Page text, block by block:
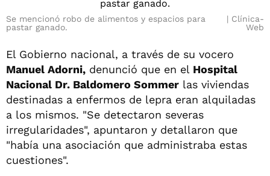
Se mencionó robo de alimentos y espacios para
pastar ganado.
Clínica-
Web
El Gobierno nacional, a través de su vocero
Manuel Adorni, denunció que en el Hospital
Nacional Dr. Baldomero Sommer las viviendas
destinadas a enfermos de lepra eran alquiladas
a los mismos. "Se detectaron severas
irregularidades", apuntaron y detallaron que
"había una asociación que administraba estas
cuestiones".